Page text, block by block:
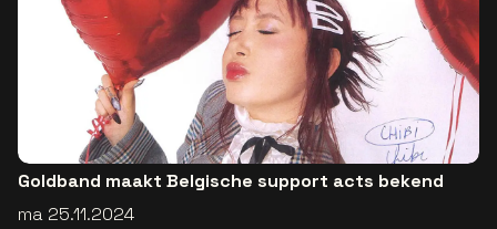
Goldband maakt Belgische support acts bekend
ma 25.11.2024